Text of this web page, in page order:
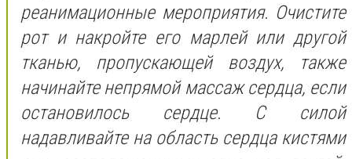
реанимационные мероприятия. Очистите
рот и накройте его марлей или другой
тканью, пропускающей воздух, также
начинайте непрямой массаж сердца, если
остановилось сердце. С силой
надавливайте на область сердца кистями